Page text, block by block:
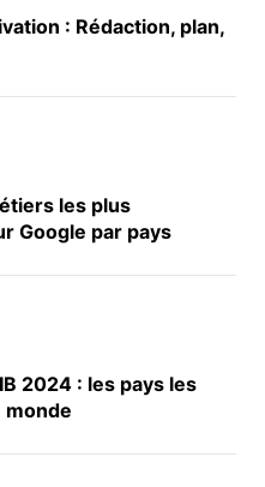
: Rédaction, plan,
les plus
Google par pays
2024 : les pays les
monde